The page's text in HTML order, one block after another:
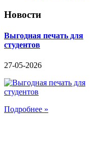
Новости
Выгодная печать для
студентов
27-05-2026
Подробнее »